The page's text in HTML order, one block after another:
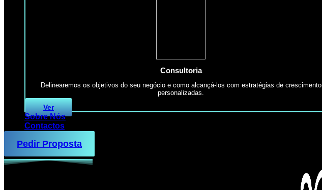
Consultoria
Delinearemos os objetivos do seu negócio e como alcançá-los com estratégias de crescimento
personalizadas.
Ver
Sobre Nós
Contactos
Pedir Proposta